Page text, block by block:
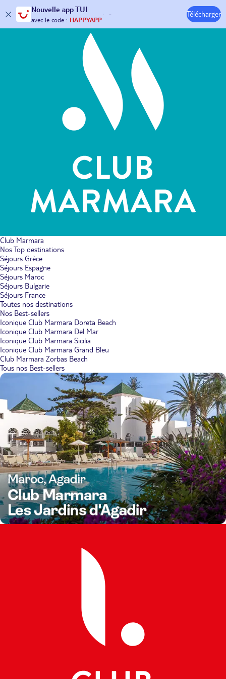
Nouvelle app TUI
30€ offerts*sur votre
avec le code : HAPPYAPP
Télécharger
Hôtels & Clubs
Club Marmara
Nos Top destinations
Séjours Grèce
Séjours Espagne
Séjours Maroc
Séjours Bulgarie
Séjours France
Toutes nos destinations
Nos Best-sellers
Iconique Club Marmara Doreta Beach
Iconique Club Marmara Del Mar
Iconique Club Marmara Sicilia
Iconique Club Marmara Grand Bleu
Club Marmara Zorbas Beach
Tous nos Best-sellers